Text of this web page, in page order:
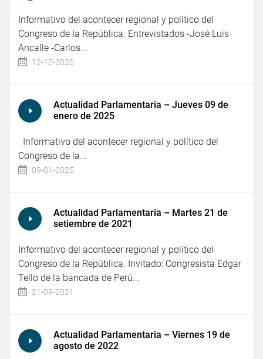
Informativo del acontecer regional y político del
Congreso de la República. Entrevistados -José Luis
Ancalle -Carlos...
12-10-2020
Actualidad Parlamentaria – Jueves 09 de
enero de 2025
Informativo del acontecer regional y político del
Congreso de la...
09-01-2025
Actualidad Parlamentaria – Martes 21 de
setiembre de 2021
Informativo del acontecer regional y político del
Congreso de la República. Invitado: Congresista Edgar
Tello de la bancada de Perú...
21-09-2021
Actualidad Parlamentaria – Viernes 19 de
agosto de 2022